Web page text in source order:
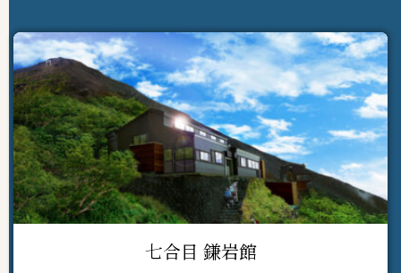
七合目 鎌岩館